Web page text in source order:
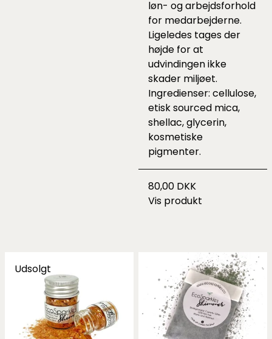
løn- og arbejdsforhold
for medarbejderne.
Ligeledes tages der
højde for at
udvindingen ikke
skader miljøet.
Ingredienser: cellulose,
etisk sourced mica,
shellac, glycerin,
kosmetiske
pigmenter.
80,00 DKK
Vis produkt
Udsolgt